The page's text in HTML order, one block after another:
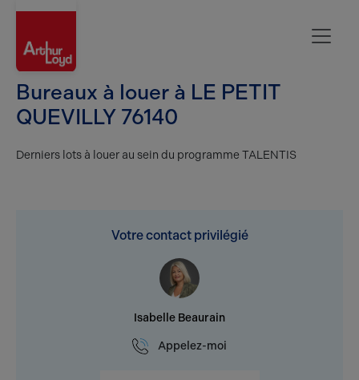
Bureaux à louer à LE PETIT
QUEVILLY 76140
Derniers lots à louer au sein du programme TALENTIS
Votre contact privilégié
Isabelle Beaurain
Appelez-moi